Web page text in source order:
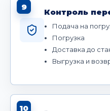
9
Контроль
Подача на
Погрузка
Доставка до
Выгрузка и
10